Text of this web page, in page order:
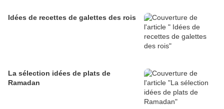
Idées de recettes de galettes des rois
La sélection idées de plats de
Ramadan